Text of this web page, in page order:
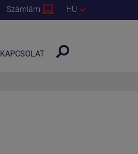
Számlám HU
KAPCSOLAT